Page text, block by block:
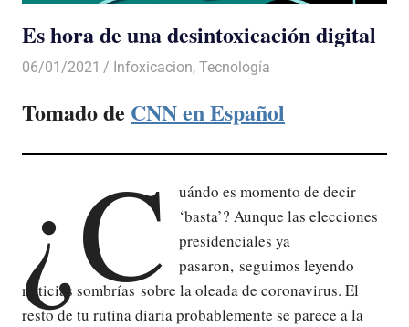
Es hora de una desintoxicación digital
06/01/2021 De todo un Poco
Infoxicacion,Tecnología
Tomado de CNN en Español
¿C
uándo es momento de decir
‘basta’? Aunque las elecciones
presidenciales ya
pasaron, seguimos leyendo
noticias sombrías sobre la oleada de coronavirus. El
resto de tu rutina diaria probablemente se parece a la